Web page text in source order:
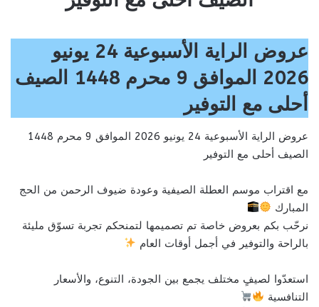
عروض الراية الأسبوعية 24 يونيو
2026 الموافق 9 محرم 1448 الصيف
أحلى مع التوفير
عروض الراية الأسبوعية 24 يونيو 2026 الموافق 9 محرم 1448
الصيف أحلى مع التوفير
مع اقتراب موسم العطلة الصيفية وعودة ضيوف الرحمن من الحج
المبارك
نرحّب بكم بعروض خاصة تم تصميمها لتمنحكم تجربة تسوّق مليئة
بالراحة والتوفير في أجمل أوقات العام
استعدّوا لصيفٍ مختلف يجمع بين الجودة، التنوع، والأسعار
التنافسية